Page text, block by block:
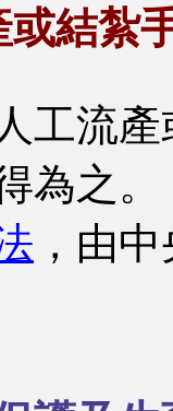
結紮
工流
為之。
，由